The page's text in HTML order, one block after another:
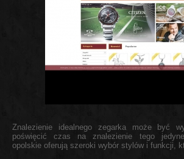
Znalezienie idealnego zegarka może być
poświęcić czas na znalezienie tego
opolskie oferują szeroki wybór stylów i funkcji,